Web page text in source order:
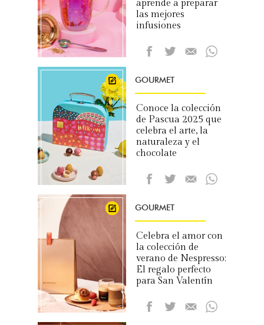
aprende a preparar
las mejores
infusiones
GOURMET
Conoce la colección
de Pascua 2025 que
celebra el arte, la
naturaleza y el
chocolate
GOURMET
Celebra el amor con
la colección de
verano de Nespresso:
El regalo perfecto
para San Valentín